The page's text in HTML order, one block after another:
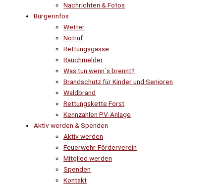
Nachrichten & Fotos
Bürgerinfos
Wetter
Notruf
Rettungsgasse
Rauchmelder
Was tun wenn´s brennt?
Brandschutz für Kinder und Senioren
Waldbrand
Rettungskette Forst
Kennzahlen PV-Anlage
Aktiv werden & Spenden
Aktiv werden
Feuerwehr-Förderverein
Mitglied werden
Spenden
Kontakt